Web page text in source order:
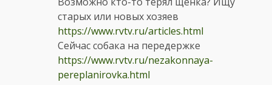
старых или новых хозяев
https://www.rvtv.ru/articles.html
Сейчас собака на передержке
https://www.rvtv.ru/nezakonnaya-
pereplanirovka.html